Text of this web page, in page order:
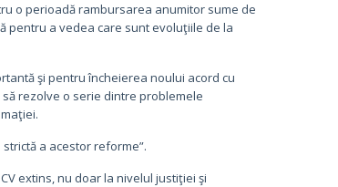
o perioadă rambursarea anumitor sume de
pentru a vedea care sunt evoluţiile de la
şi pentru încheierea noului acord cu
rezolve o serie dintre problemele
a acestor reforme”.
extins, nu doar la nivelul justiţiei şi